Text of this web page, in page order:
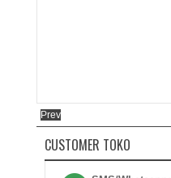
Prev
CUSTOMER TOKO